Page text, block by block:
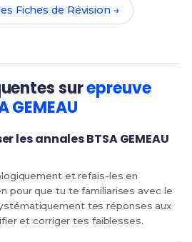
Fiches de Révision →
surepreuve
GEMEAU
les annales BTSA GEMEAU
et refais-les en
pour que tu te familiarises avec le
tes réponses aux
et corriger tes faiblesses.